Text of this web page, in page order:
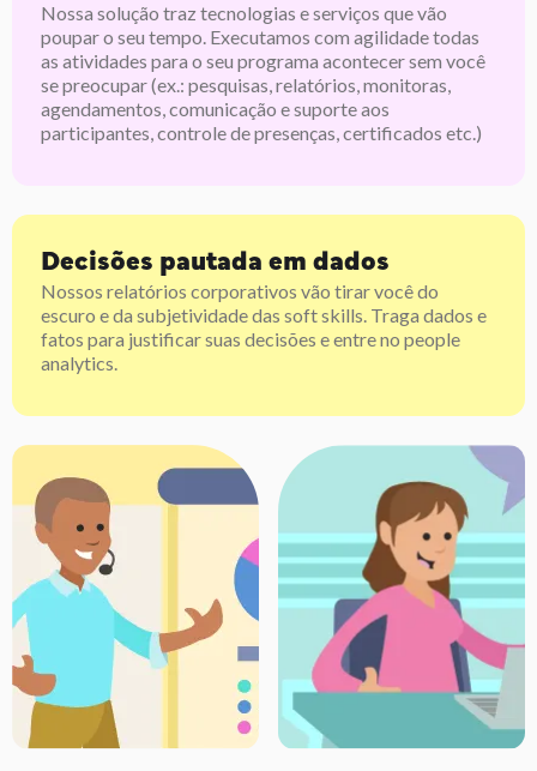
Nossa solução traz tecnologias e serviços que vão
poupar o seu tempo. Executamos com agilidade todas
as atividades para o seu programa acontecer sem você
se preocupar (ex.: pesquisas, relatórios, monitoras,
agendamentos, comunicação e suporte aos
participantes, controle de presenças, certificados etc.)
Decisões pautada em dados
Nossos relatórios corporativos vão tirar você do
escuro e da subjetividade das soft skills. Traga dados e
fatos para justificar suas decisões e entre no people
analytics.